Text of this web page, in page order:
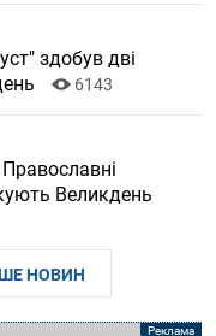
здобув дві
6143
Великдень
НОВИН